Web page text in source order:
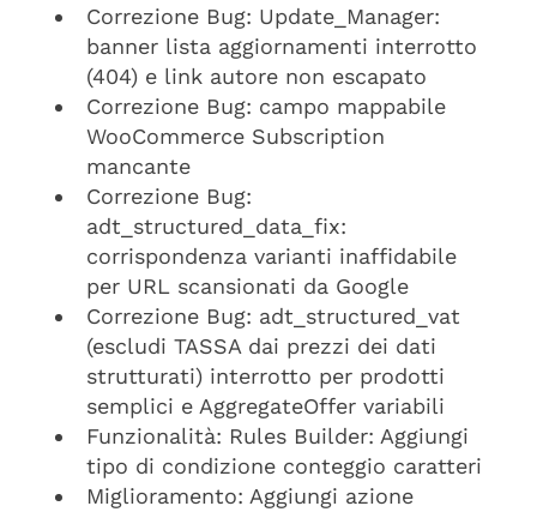
Correzione Bug: Update_Manager:
banner lista aggiornamenti interrotto
(404) e link autore non escapato
Correzione Bug: campo mappabile
WooCommerce Subscription
mancante
Correzione Bug:
adt_structured_data_fix:
corrispondenza varianti inaffidabile
per URL scansionati da Google
Correzione Bug: adt_structured_vat
(escludi TASSA dai prezzi dei dati
strutturati) interrotto per prodotti
semplici e AggregateOffer variabili
Funzionalità: Rules Builder: Aggiungi
tipo di condizione conteggio caratteri
Miglioramento: Aggiungi azione